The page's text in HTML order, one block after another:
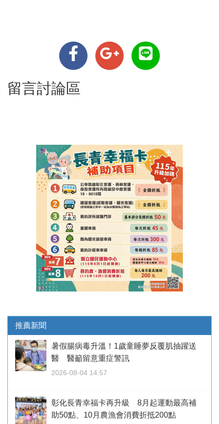
留言討論區
推薦新聞
暑假腸病毒升溫！1歲童睡夢反覆肌抽躍送
醫 醫籲留意重症警訊
2026-08-04 14:57
彰化長青幸福卡再升級 8月起運動最高補
助50點、10月農漁會消費折抵200點